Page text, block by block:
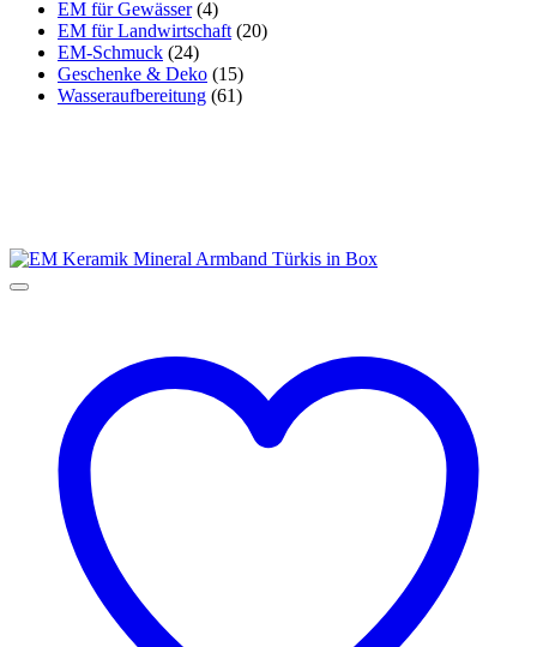
EM für Gewässer (4)
EM für Landwirtschaft (20)
EM-Schmuck (24)
Geschenke & Deko (15)
Wasseraufbereitung (61)